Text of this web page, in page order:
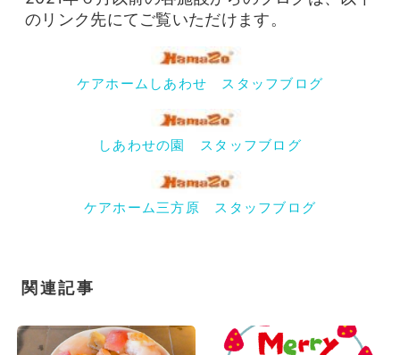
のリンク先にてご覧いただけます。
ケアホームしあわせ スタッフブログ
しあわせの園 スタッフブログ
ケアホーム三方原 スタッフブログ
関連記事